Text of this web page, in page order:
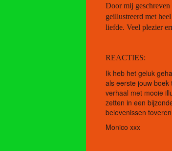
Door mij geschreven
geillustreerd met
liefde. Veel plezier
REACTIES:
Ik heb het geluk
als eerste jouw
verhaal met mooie
zetten in een
belevenissen
Monico xxx